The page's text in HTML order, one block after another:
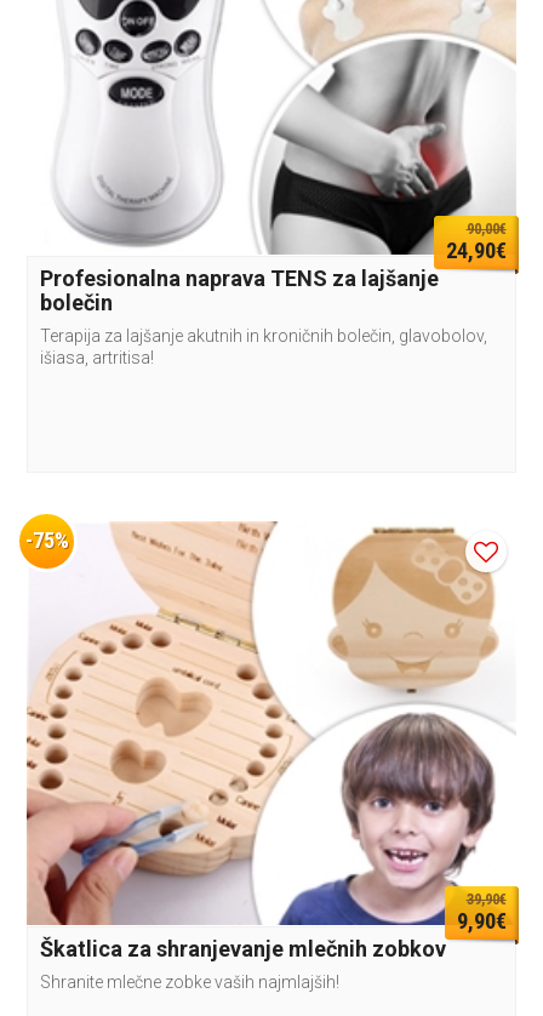
90,00€
24,90€
Profesionalna naprava TENS za lajšanje
bolečin
Terapija za lajšanje akutnih in kroničnih bolečin, glavobolov,
išiasa, artritisa!
-75%
39,90€
9,90€
Škatlica za shranjevanje mlečnih zobkov
Shranite mlečne zobke vaših najmlajših!